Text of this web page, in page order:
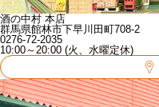
酒の中村 本店
群馬県館林市下早川田町708-2
0276-72-2035
10:00～20:00 (火、水曜定休)